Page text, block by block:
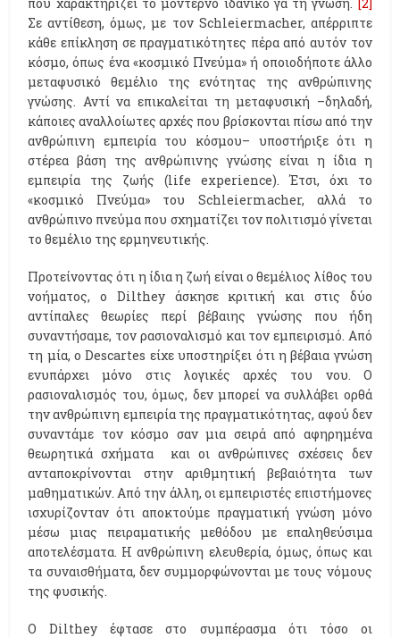
Σε αντίθεση, όμως, με τον Schleiermacher, απέρριπτε
κάθε επίκληση σε πραγματικότητες πέρα από αυτόν τον
κόσμο, όπως ένα «κοσμικό Πνεύμα» ή οποιοδήποτε άλλο
μεταφυσικό θεμέλιο της ενότητας της ανθρώπινης
γνώσης. Αντί να επικαλείται τη μεταφυσική –δηλαδή,
κάποιες αναλλοίωτες αρχές που βρίσκονται πίσω από την
ανθρώπινη εμπειρία του κόσμου– υποστήριξε ότι η
στέρεα βάση της ανθρώπινης γνώσης είναι η ίδια η
εμπειρία της ζωής (life experience). Έτσι, όχι το
«κοσμικό Πνεύμα» του Schleiermacher, αλλά το
ανθρώπινο πνεύμα που σχηματίζει τον πολιτισμό γίνεται
το θεμέλιο της ερμηνευτικής.
Προτείνοντας ότι η ίδια η ζωή είναι ο θεμέλιος λίθος του
νοήματος, ο Dilthey άσκησε κριτική και στις δύο
αντίπαλες θεωρίες περί βέβαιης γνώσης που ήδη
συναντήσαμε, τον ρασιοναλισμό και τον εμπειρισμό. Από
τη μία, ο Descartes είχε υποστηρίξει ότι η βέβαια γνώση
ενυπάρχει μόνο στις λογικές αρχές του νου. Ο
ρασιοναλισμός του, όμως, δεν μπορεί να συλλάβει ορθά
την ανθρώπινη εμπειρία της πραγματικότητας, αφού δεν
συναντάμε τον κόσμο σαν μια σειρά από αφηρημένα
θεωρητικά σχήματα και οι ανθρώπινες σχέσεις δεν
ανταποκρίνονται στην αριθμητική βεβαιότητα των
μαθηματικών. Από την άλλη, οι εμπειριστές επιστήμονες
ισχυρίζονταν ότι αποκτούμε πραγματική γνώση μόνο
μέσω μιας πειραματικής μεθόδου με επαληθεύσιμα
αποτελέσματα. Η ανθρώπινη ελευθερία, όμως, όπως και
τα συναισθήματα, δεν συμμορφώνονται με τους νόμους
της φυσικής.
Ο Dilthey έφτασε στο συμπέρασμα ότι τόσο οι